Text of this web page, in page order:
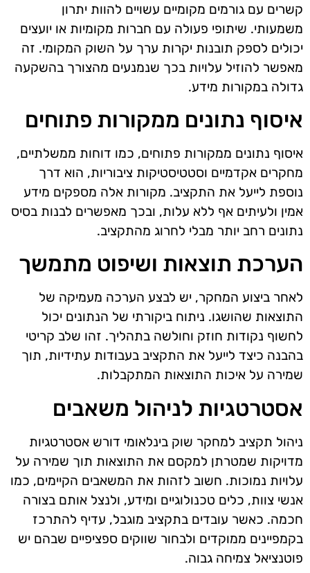
קשרים עם גורמים מקומיים עשויים להוות יתרון
משמעותי. שיתופי פעולה עם חברות מקומיות או יועצים
יכולים לספק תובנות יקרות ערך על השוק המקומי. זה
מאפשר להוזיל עלויות בכך שנמנעים מהצורך בהשקעה
גדולה במקורות מידע.
איסוף נתונים ממקורות פתוחים
איסוף נתונים ממקורות פתוחים, כמו דוחות ממשלתיים,
מחקרים אקדמיים וסטטיסטיקות ציבוריות, הוא דרך
נוספת לייעל את התקציב. מקורות אלה מספקים מידע
אמין ולעיתים אף ללא עלות, ובכך מאפשרים לבנות בסיס
נתונים רחב יותר מבלי לחרוג מהתקציב.
הערכת תוצאות ושיפוט מתמשך
לאחר ביצוע המחקר, יש לבצע הערכה מעמיקה של
התוצאות שהושגו. ניתוח ביקורתי של הנתונים יכול
לחשוף נקודות חוזק וחולשה בתהליך. זהו שלב קריטי
בהבנה כיצד לייעל את התקציב בעבודות עתידיות, תוך
שמירה על איכות התוצאות המתקבלות.
אסטרטגיות לניהול משאבים
ניהול תקציב למחקר שוק בינלאומי דורש אסטרטגיות
מדויקות שמטרתן למקסם את התוצאות תוך שמירה על
עלויות נמוכות. חשוב לזהות את המשאבים הקיימים, כמו
אנשי צוות, כלים טכנולוגיים ומידע, ולנצל אותם בצורה
חכמה. כאשר עובדים בתקציב מוגבל, עדיף להתרכז
בקמפיינים ממוקדים ולבחור שווקים ספציפיים שבהם יש
פוטנציאל צמיחה גבוה.